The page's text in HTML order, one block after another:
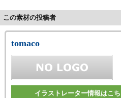
この素材の投稿者
tomaco
イラストレーター情報はこ